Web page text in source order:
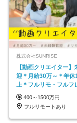
株式会社SUNRISE
【動画クリエイター】
迎＊月給30万～＊年休
上＊フルリモ・フルフ
◆10名の採用が決定◆
400～1500万円
フルリモートあり